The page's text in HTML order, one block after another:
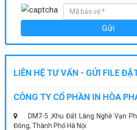
LIÊN HỆ TƯ VẤN - GỬI FILE
CÔNG TY CỔ PHẦN IN HÒA
DM7-5 ,Khu Đất Làng Nghề Vạn
Đông, Thành Phố Hà Nội